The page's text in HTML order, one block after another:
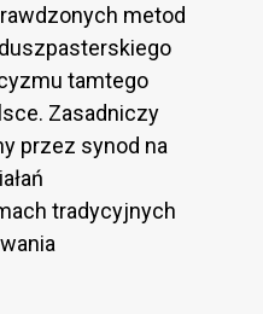
metod
tamtego
Zasadniczy
przez synod na
tradycyjnych